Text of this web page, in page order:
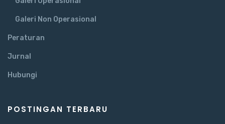
Galeri Non Operasional
Peraturan
Jurnal
Hubungi
POSTINGAN TERBARU